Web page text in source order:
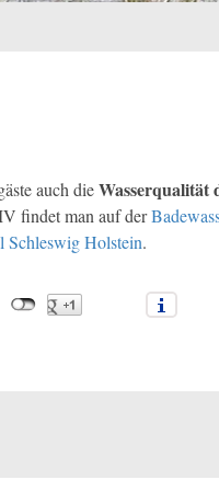
auch dieWasserqualität
findet man auf der
Schleswig Holstein.